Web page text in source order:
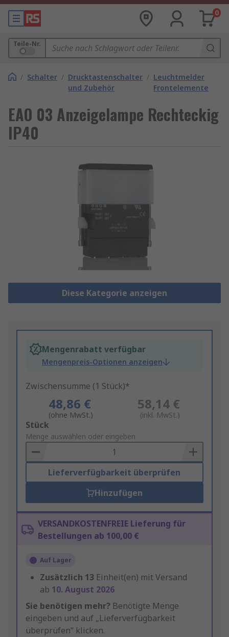
0
Teile-Nr.
/ Schalter / Drucktastenschalter
und Zubehör
/ Leuchtmelder
Frontelemente
EAO 03 Anzeigelampe Rechteckig
IP40
Diese Kategorie anzeigen
Mengenrabatt verfügbar
Mengenpreis-Optionen anzeigen
Zwischensumme (1 Stück)*
48,86 €
(ohne MwSt.)
58,14 €
(inkl. MwSt.)
Add
to
Basket
Stück
Menge auswählen oder eingeben
Lieferverfügbarkeit überprüfen
Hinzufügen
VERSANDKOSTENFREIE Lieferung für
Bestellungen ab 100,00 €
Auf Lager
Zusätzlich 13 Einheit(en) mit Versand
ab 10. August 2026
Sie benötigen mehr? Benötigte Menge
eingeben und auf „Lieferverfügbarkeit
überprüfen“ klicken.